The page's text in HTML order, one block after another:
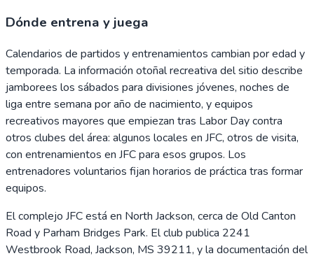
Dónde entrena y juega
Calendarios de partidos y entrenamientos cambian por edad y
temporada. La información otoñal recreativa del sitio describe
jamborees los sábados para divisiones jóvenes, noches de
liga entre semana por año de nacimiento, y equipos
recreativos mayores que empiezan tras Labor Day contra
otros clubes del área: algunos locales en JFC, otros de visita,
con entrenamientos en JFC para esos grupos. Los
entrenadores voluntarios fijan horarios de práctica tras formar
equipos.
El complejo JFC está en North Jackson, cerca de Old Canton
Road y Parham Bridges Park. El club publica 2241
Westbrook Road, Jackson, MS 39211, y la documentación del